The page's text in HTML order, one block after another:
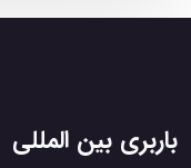
باربری بین المللی